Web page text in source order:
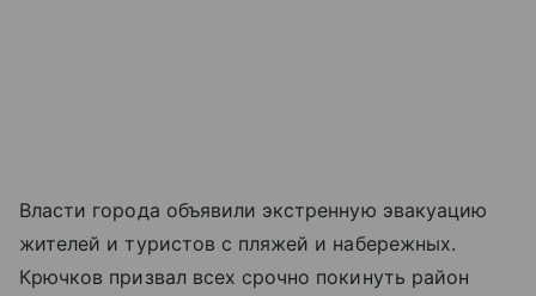
Власти города объявили экстренную эвакуацию
жителей и туристов с пляжей и набережных.
Крючков призвал всех срочно покинуть район